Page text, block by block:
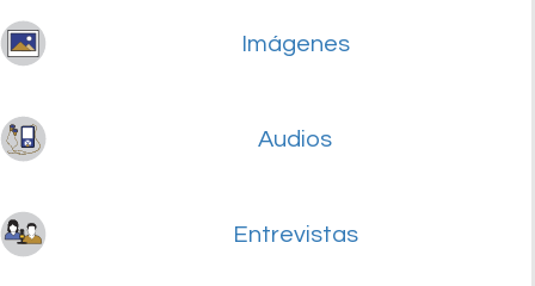
Imágenes
Audios
Entrevistas